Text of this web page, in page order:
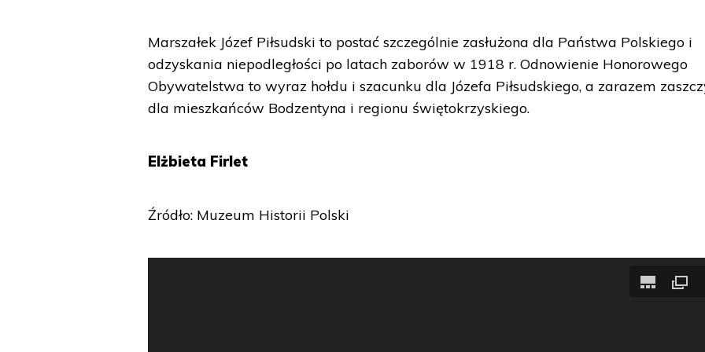
Marszałek Józef Piłsudski to postać szczególnie zasłużona dla Państwa Polskiego i
odzyskania niepodległości po latach zaborów w 1918 r. Odnowienie Honorowego
Obywatelstwa to wyraz hołdu i szacunku dla Józefa Piłsudskiego, a zarazem
dla mieszkańców Bodzentyna i regionu świętokrzyskiego.
Elżbieta Firlet
Źródło: Muzeum Historii Polski